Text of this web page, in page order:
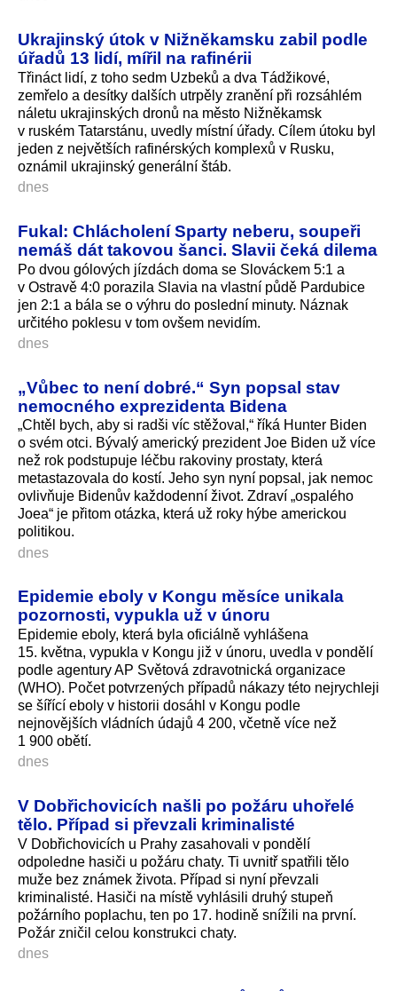
Ukrajinský útok v Nižněkamsku zabil podle
úřadů 13 lidí, mířil na rafinérii
Třináct lidí, z toho sedm Uzbeků a dva Tádžikové,
zemřelo a desítky dalších utrpěly zranění při rozsáhlém
náletu ukrajinských dronů na město Nižněkamsk
v ruském Tatarstánu, uvedly místní úřady. Cílem útoku byl
jeden z největších rafinérských komplexů v Rusku,
oznámil ukrajinský generální štáb.
dnes
Fukal: Chlácholení Sparty neberu, soupeři
nemáš dát takovou šanci. Slavii čeká dilema
Po dvou gólových jízdách doma se Slováckem 5:1 a
v Ostravě 4:0 porazila Slavia na vlastní půdě Pardubice
jen 2:1 a bála se o výhru do poslední minuty. Náznak
určitého poklesu v tom ovšem nevidím.
dnes
„Vůbec to není dobré.“ Syn popsal stav
nemocného exprezidenta Bidena
„Chtěl bych, aby si radši víc stěžoval,“ říká Hunter Biden
o svém otci. Bývalý americký prezident Joe Biden už více
než rok podstupuje léčbu rakoviny prostaty, která
metastazovala do kostí. Jeho syn nyní popsal, jak nemoc
ovlivňuje Bidenův každodenní život. Zdraví „ospalého
Joea“ je přitom otázka, která už roky hýbe americkou
politikou.
dnes
Epidemie eboly v Kongu měsíce unikala
pozornosti, vypukla už v únoru
Epidemie eboly, která byla oficiálně vyhlášena
15. května, vypukla v Kongu již v únoru, uvedla v pondělí
podle agentury AP Světová zdravotnická organizace
(WHO). Počet potvrzených případů nákazy této nejrychleji
se šířící eboly v historii dosáhl v Kongu podle
nejnovějších vládních údajů 4 200, včetně více než
1 900 obětí.
dnes
V Dobřichovicích našli po požáru uhořelé
tělo. Případ si převzali kriminalisté
V Dobřichovicích u Prahy zasahovali v pondělí
odpoledne hasiči u požáru chaty. Ti uvnitř spatřili tělo
muže bez známek života. Případ si nyní převzali
kriminalisté. Hasiči na místě vyhlásili druhý stupeň
požárního poplachu, ten po 17. hodině snížili na první.
Požár zničil celou konstrukci chaty.
dnes